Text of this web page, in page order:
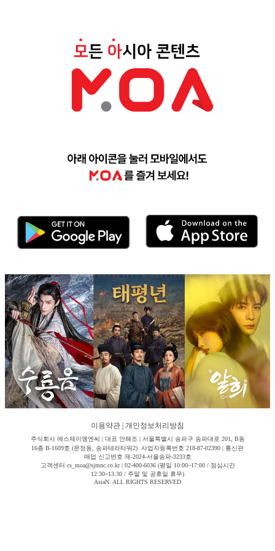
이용약관 개인정보처리방침
주식회사 에스제이엠엔씨 | 대표 안해조 | 서울특별시 송파구 송파대로 201, B동
16층 B-1609호 (문정동, 송파테라타워2) 사업자등록번호 218-87-02390 | 통신판
매업 신고번호 제-2024-서울송파-3233호
고객센터 cs_moa@sjmnc.co.kr | 02-400-6036 (평일 10:00~17:00 / 점심시간
12:30~13:30 / 주말 및 공휴일 휴무)
AsiaN. ALL RIGHTS RESERVED